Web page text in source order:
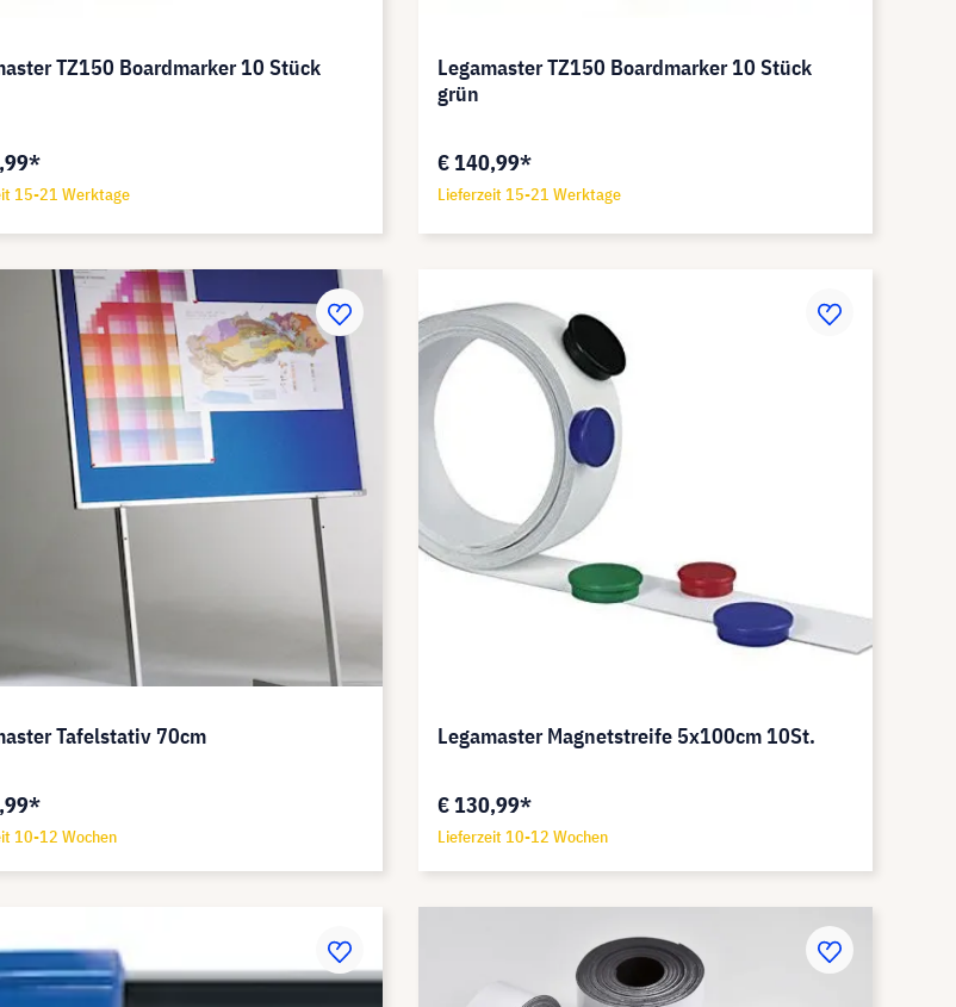
TZ150 Boardmarker 10 Stück
15-21 Werktage
Legamaster TZ150 Boardmarker 10 Stück
grün
€ 140,99*
Lieferzeit 15-21 Werktage
Tafelstativ 70cm
10-12 Wochen
Legamaster Magnetstreife 5x100cm 10St.
€ 130,99*
Lieferzeit 10-12 Wochen